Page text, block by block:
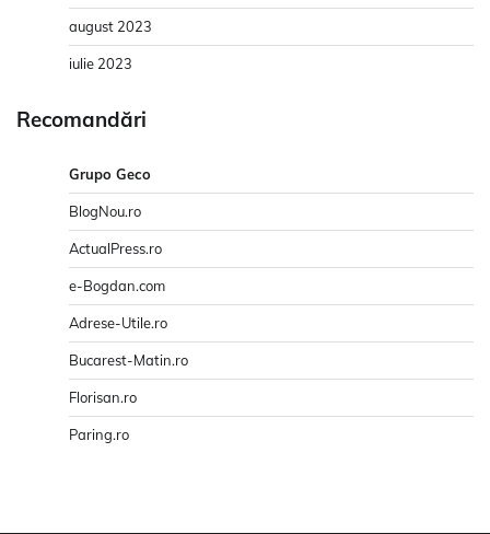
august 2023
iulie 2023
Recomandări
Grupo Geco
BlogNou.ro
ActualPress.ro
e-Bogdan.com
Adrese-Utile.ro
Bucarest-Matin.ro
Florisan.ro
Paring.ro